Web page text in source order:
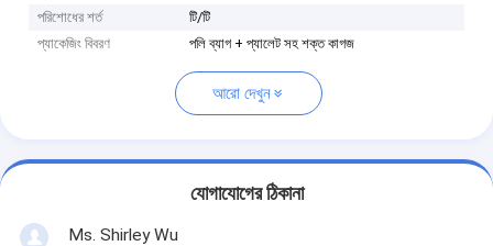
পরিশোধের শর্ত
টি/টি
প্যাকেজিং বিবরণ
পলি ব্যাগ + প্যালেট সহ শক্ত কাগজ
আরো দেখুন
যোগাযোগের ঠিকানা
Ms. Shirley Wu